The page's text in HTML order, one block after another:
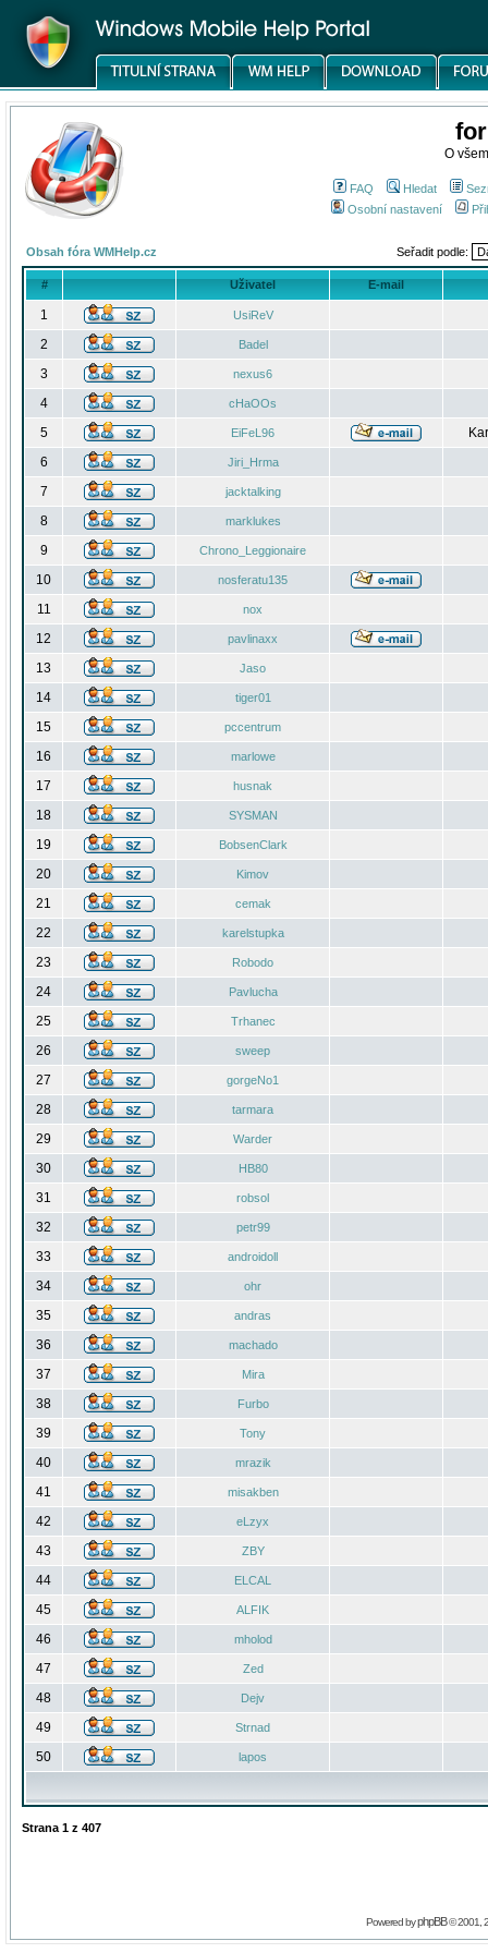
O
FAQ Hledat
Osobní nastavení
Obsah fóra WMHelp.cz Seřadit podle:
# Uživatel E-mail
1 UsiReV
2 Badel
3 nexus6
4 cHaOOs
5 EiFeL96
6
Jiri_Hrma
7 jacktalking
8 marklukes
9 Chrono_Leggionaire
10 nosferatu135
11 nox
12 pavlinaxx
13 Jaso
14 tiger01
15 pccentrum
16 marlowe
17 husnak
18 SYSMAN
19 BobsenClark
20 Kimov
21 cemak
22 karelstupka
23 Robodo
24 Pavlucha
25 Trhanec
26 sweep
27 gorgeNo1
28 tarmara
29 Warder
30 HB80
31 robsol
32 petr99
33 androidoll
34 ohr
35 andras
36 machado
37 Mira
38 Furbo
39 Tony
40 mrazik
41 misakben
42 eLzyx
43 ZBY
44 ELCAL
45 ALFIK
46 mholod
47 Zed
48 Dejv
49 Strnad
50 lapos
Strana 1 z 407
Powered byphpBB© 2001,